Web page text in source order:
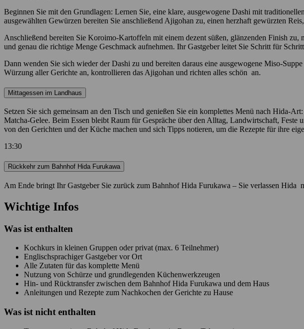
Beginnen Sie mit den Grundlagen: Lernen Sie, eine klare, ausgewogene Dashi mit
ausgewählten Gewürzen bereiten Sie anschließend Ajigohan zu, einen herzhaft gewürzten
Anschließend bereiten Sie Koroimo-Kartoffeln mit einem dezent süßen, glänzenden Finish
und genau die richtige Menge Geschmack aufnehmen. Ihr Gastgeber leitet Sie Schritt für
Dann wenden Sie sich wieder der Dashi zu und bereiten daraus eine ausgewogene Miso-
Würzung aller Gerichte an, kontrollieren das Ajigohan und richten alles schön an.
Mittagessen im Landhaus
Setzen Sie sich gemeinsam an den Tisch und genießen Sie ein komplettes Menü nach Hida-
Matcha-Gelee. Beim Essen bleibt Raum für Gespräche über den Alltag, Landwirtschaft,
von den Gerichten und der Küche machen und sich Tipps notieren, um die Rezepte für ihre
13:30
Rückkehr zum Bahnhof Hida Furukawa
Am Ende bringt Ihr Gastgeber Sie zurück zum Bahnhof Hida Furukawa – Sie verlassen Hida
Wichtige Infos
Was ist enthalten
Kochkurs in kleinen Gruppen oder privat (max. 6 Teilnehmer)
Englischsprachiger Gastgeber vor Ort
Alle Zutaten für das komplette Menü
Nutzung von Schürze und grundlegenden Küchenwerkzeugen
Hin- und Rücktransfer zwischen dem Bahnhof Hida Furukawa und dem Haus
Anleitungen und Rezepte zum Nachkochen der Gerichte zu Hause
Was ist nicht enthalten